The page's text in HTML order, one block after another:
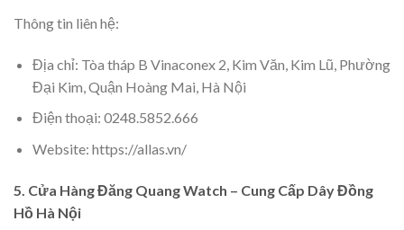
Thông tin liên hệ:
Địa chỉ: Tòa tháp B Vinaconex 2, Kim Văn, Kim Lũ, Phường
Đại Kim, Quận Hoàng Mai, Hà Nội
Điện thoại: 0248.5852.666
Website: https://allas.vn/
5. Cửa Hàng Đăng Quang Watch – Cung Cấp Dây Đồng
Hồ Hà Nội